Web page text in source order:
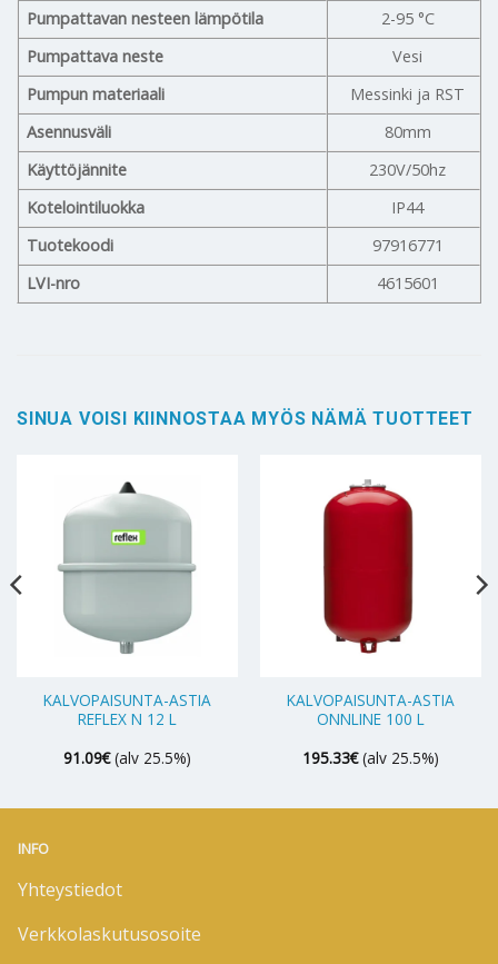
Pumpattavan nesteen lämpötila
2-95 °C
Pumpattava neste
Vesi
Pumpun materiaali
Messinki ja RST
Asennusväli
80mm
Käyttöjännite
230V/50hz
Kotelointiluokka
IP44
Tuotekoodi
97916771
LVI-nro
4615601
SINUA VOISI KIINNOSTAA MYÖS NÄMÄ TUOTTEET
KALVOPAISUNTA-ASTIA
REFLEX N 12 L
91.09€ (alv 25.5%)
KALVOPAISUNTA-ASTIA
ONNLINE 100 L
195.33€ (alv 25.5%)
INFO
Yhteystiedot
Verkkolaskutusosoite